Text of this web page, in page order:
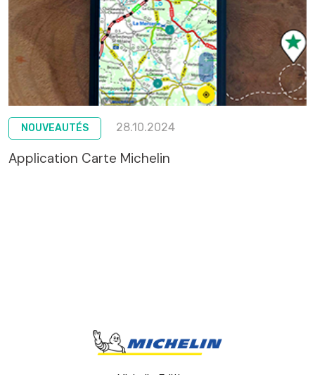
NOUVEAUTÉS 28.10.2024
Application Carte Michelin